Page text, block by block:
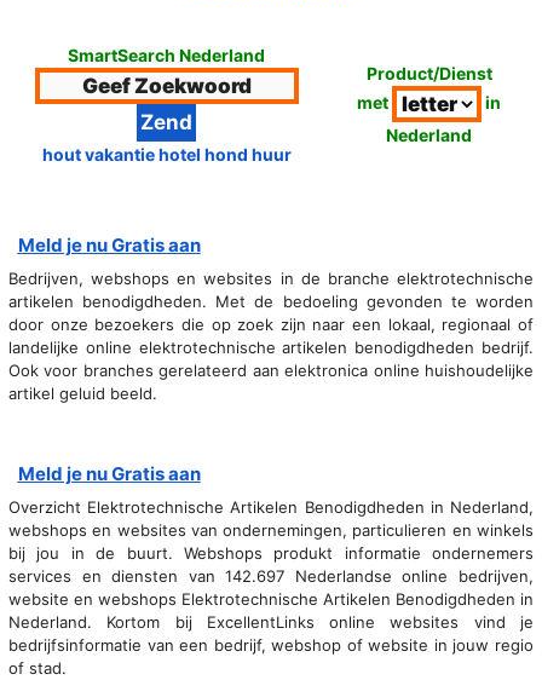
SmartSearch Nederland
hout vakantie hotel hond huur
Product/Dienst
met
in
Nederland
Meld je nu Gratis aan
Bedrijven, webshops en websites in de branche elektrotechnische
artikelen benodigdheden. Met de bedoeling gevonden te worden
door onze bezoekers die op zoek zijn naar een lokaal, regionaal of
landelijke online elektrotechnische artikelen benodigdheden bedrijf.
Ook voor branches gerelateerd aan elektronica online huishoudelijke
artikel geluid beeld.
Meld je nu Gratis aan
Overzicht Elektrotechnische Artikelen Benodigdheden in Nederland,
webshops en websites van ondernemingen, particulieren en winkels
bij jou in de buurt. Webshops produkt informatie ondernemers
services en diensten van 142.697 Nederlandse online bedrijven,
website en webshops Elektrotechnische Artikelen Benodigdheden in
Nederland. Kortom bij ExcellentLinks online websites vind je
bedrijfsinformatie van een bedrijf, webshop of website in jouw regio
of stad.